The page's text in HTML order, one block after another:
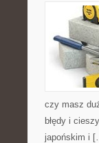
czy masz
błędy i
japońskim i